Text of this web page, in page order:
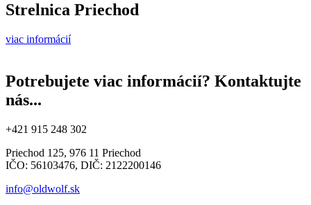
Strelnica Priechod
viac informácií
Potrebujete viac informácií? Kontaktujte
nás...
+421 915 248 302
Priechod 125, 976 11 Priechod
IČO: 56103476, DIČ: 2122200146
info@oldwolf.sk